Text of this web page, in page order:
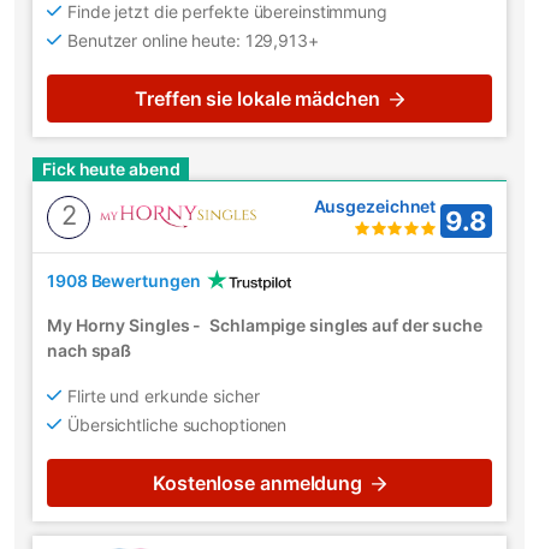
Finde jetzt die perfekte übereinstimmung
Benutzer online heute: 129,913+
Treffen sie lokale mädchen
Fick heute abend
2
1908 Bewertungen
My Horny Singles - Schlampige singles auf der suche
nach spaß
Flirte und erkunde sicher
Übersichtliche suchoptionen
Ausgezeichnet 9.8
Kostenlose anmeldung